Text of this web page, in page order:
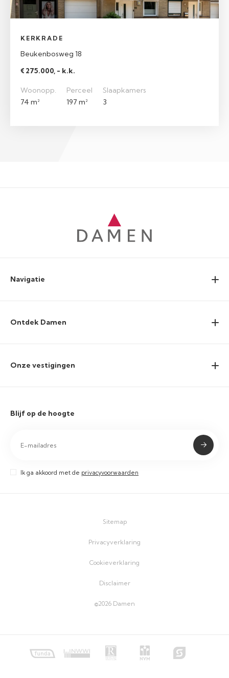
KERKRADE
Beukenbosweg 18
€ 275.000, - k.k.
Woonopp.
74 m²
Perceel
197 m²
Slaapkamers
3
Navigatie
Ontdek Damen
Onze vestigingen
Blijf op de hoogte
Ik ga akkoord met de privacyvoorwaarden
©2026 Damen
Sitemap
Privacyverklaring
Cookieverklaring
Disclaimer